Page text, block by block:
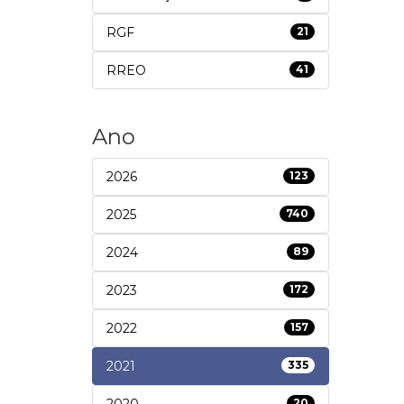
RGF 21
RREO 41
Ano
2026 123
2025 740
2024 89
2023 172
2022 157
2021 335